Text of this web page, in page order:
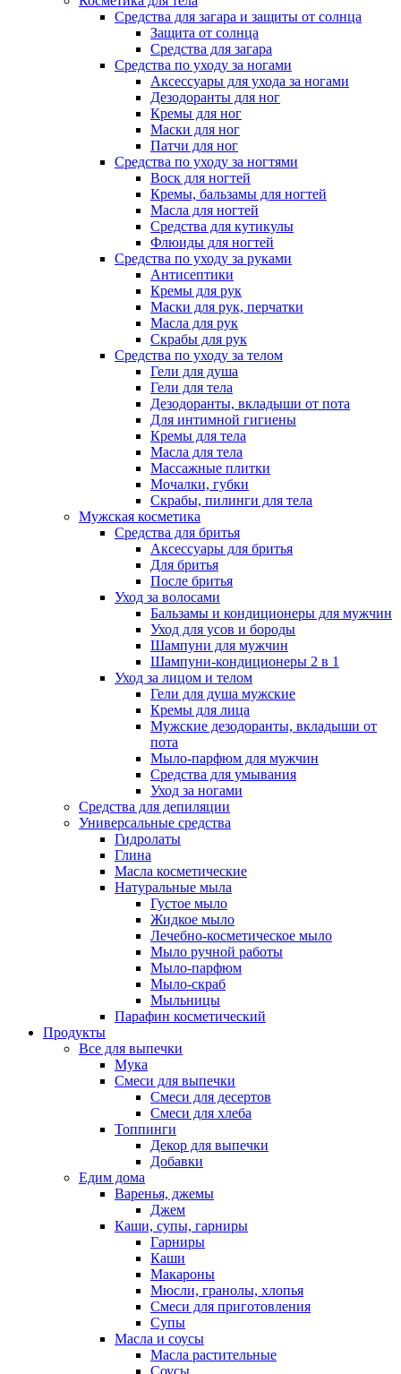
Средства для загара и защиты от солнца
Защита от солнца
Средства для загара
Средства по уходу за ногами
Аксессуары для ухода за ногами
Дезодоранты для ног
Кремы для ног
Маски для ног
Патчи для ног
Средства по уходу за ногтями
Воск для ногтей
Кремы, бальзамы для ногтей
Масла для ногтей
Средства для кутикулы
Флюиды для ногтей
Средства по уходу за руками
Антисептики
Кремы для рук
Маски для рук, перчатки
Масла для рук
Скрабы для рук
Средства по уходу за телом
Гели для душа
Гели для тела
Дезодоранты, вкладыши от пота
Для интимной гигиены
Кремы для тела
Масла для тела
Массажные плитки
Мочалки, губки
Скрабы, пилинги для тела
Мужская косметика
Средства для бритья
Аксессуары для бритья
Для бритья
После бритья
Уход за волосами
Бальзамы и кондиционеры для мужчин
Уход для усов и бороды
Шампуни для мужчин
Шампуни-кондиционеры 2 в 1
Уход за лицом и телом
Гели для душа мужские
Кремы для лица
Мужские дезодоранты, вкладыши от
пота
Мыло-парфюм для мужчин
Средства для умывания
Уход за ногами
Средства для депиляции
Универсальные средства
Гидролаты
Глина
Масла косметические
Натуральные мыла
Густое мыло
Жидкое мыло
Лечебно-косметическое мыло
Мыло ручной работы
Мыло-парфюм
Мыло-скраб
Мыльницы
Парафин косметический
Продукты
Все для выпечки
Мука
Смеси для выпечки
Смеси для десертов
Смеси для хлеба
Топпинги
Декор для выпечки
Добавки
Едим дома
Варенья, джемы
Джем
Каши, супы, гарниры
Гарниры
Каши
Макароны
Мюсли, гранолы, хлопья
Смеси для приготовления
Супы
Масла и соусы
Масла растительные
Соусы